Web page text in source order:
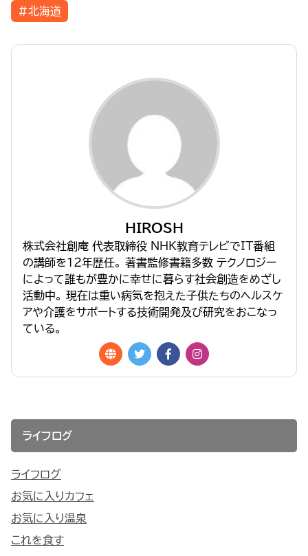
#北海道
HIROSH
株式会社創庵 代表取締役 NHK教育テレビでIT番組
の講師を１２年歴任。 著書監修書籍多数 テクノロジー
によって誰もが豊かに幸せに暮らす社会創造をめざし
活動中。 現在は重い病気を抱えた子供たちのヘルスケ
アや介護をサポートする技術開発及び研究をおこなっ
ている。
ライフログ
ライフログ
お気に入りカフェ
お気に入り温泉
これを食す